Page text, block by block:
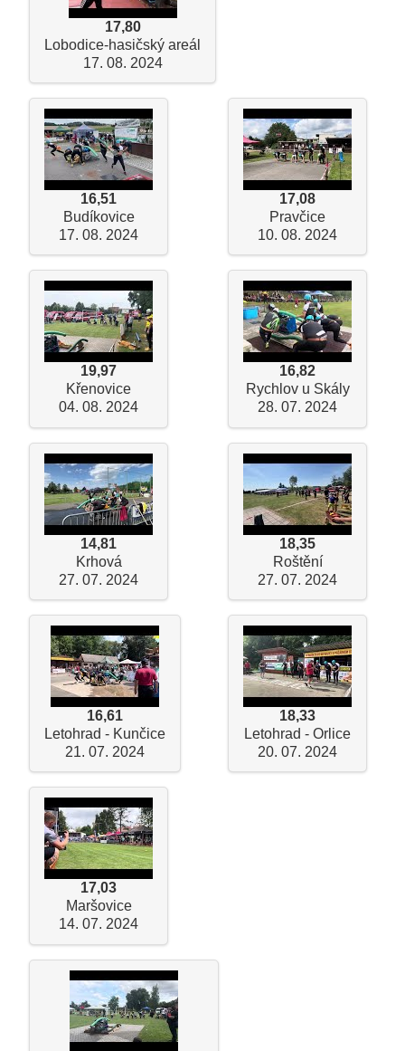
17,80
Lobodice-hasičský areál
17. 08. 2024
16,51
Budíkovice
17. 08. 2024
17,08
Pravčice
10. 08. 2024
19,97
Křenovice
04. 08. 2024
16,82
Rychlov u Skály
28. 07. 2024
14,81
Krhová
27. 07. 2024
18,35
Roštění
27. 07. 2024
16,61
Letohrad - Kunčice
21. 07. 2024
18,33
Letohrad - Orlice
20. 07. 2024
17,03
Maršovice
14. 07. 2024